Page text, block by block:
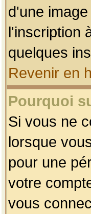
d'une
l'inscription
quelques
Revenir en
Pourquoi
Si vous ne
lorsque
pour une
votre
vous